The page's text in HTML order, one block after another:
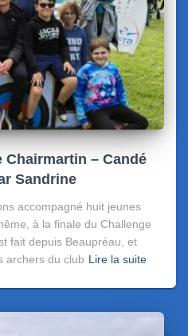
Chairmartin – Candé
Sandrine
accompagné huit jeunes
à la finale du Challenge
fait depuis Beaupréau, et
archers du club Lire la suite